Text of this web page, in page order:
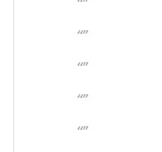
“”
“”
“”
“”